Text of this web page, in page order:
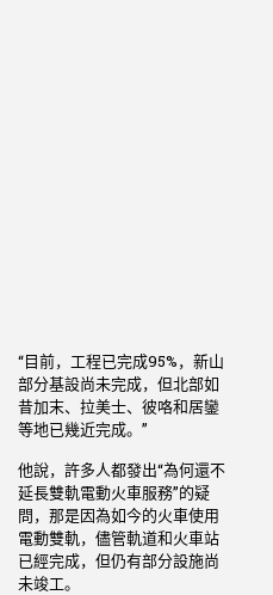
“目前，工程已完成95%，新山
部分基設尚未完成，但北部如
昔加末、拉美士、彼咯和居鑾
等地已幾近完成。”
他說，許多人都發出“為何還不
延長雙軌電動火車服務”的疑
問，那是因為如今的火車使用
電動雙軌，儘管軌道和火車站
已經完成，但仍有部分設施尚
未竣工。